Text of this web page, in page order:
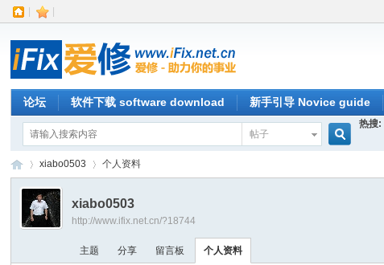
论坛 软件下载 software download 新手引导 Novice guide
帖子
热搜:
›
xiabo0503 个人资料
xiabo0503
http://www.ifix.net.cn/?18744
主题 分享 留言板 个人资料